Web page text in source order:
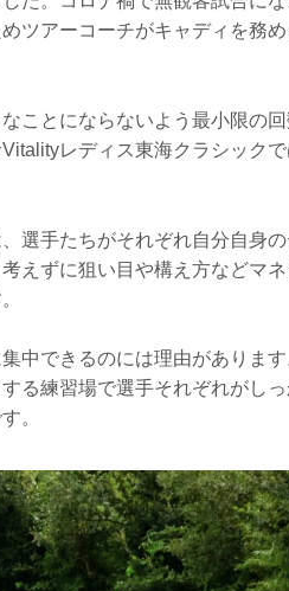
ツアーコーチがキャディを務
ことにならないよう最小限の
レディス東海クラシック
選手たちがそれぞれ自分自身
えずに狙い目や構え方などマ
中できるのには理由がありま
る練習場で選手それぞれがし
。